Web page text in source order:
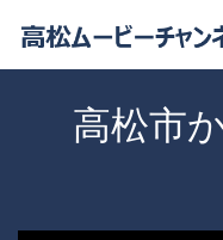
高松市